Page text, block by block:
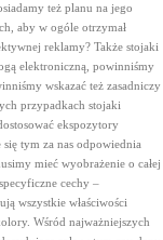
też planu na jego
aby w ogóle otrzymał
reklamy? Także stojaki
elektroniczną, powinniśmy
wskazać też zasadniczy
przypadkach stojaki
ekspozytory
tym za nas odpowiednia
mieć wyobrażenie o całej
cechy –
wszystkie właściwości
Wśród najważniejszych